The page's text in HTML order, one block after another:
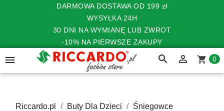
DARMOWA DOSTAWA OD 199 zł
WYSYŁKA 24H
30 DNI NA WYMIANĘ LUB ZWROT
-10% NA PIERWSZE ZAKUPY
 search  shopping_cart 0
Riccardo.pl Buty Dla Dzieci
Śniegowce